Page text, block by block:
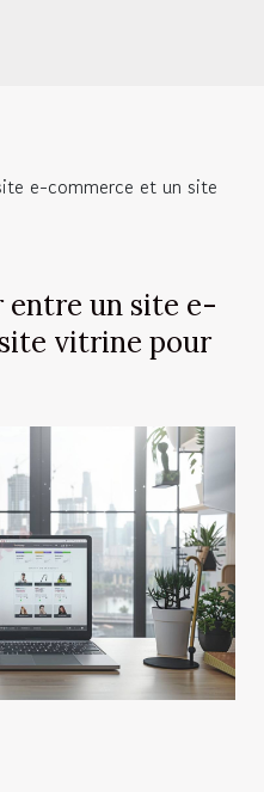
e-commerce et un site
un site e-
vitrine pour